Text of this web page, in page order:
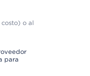
o al
para